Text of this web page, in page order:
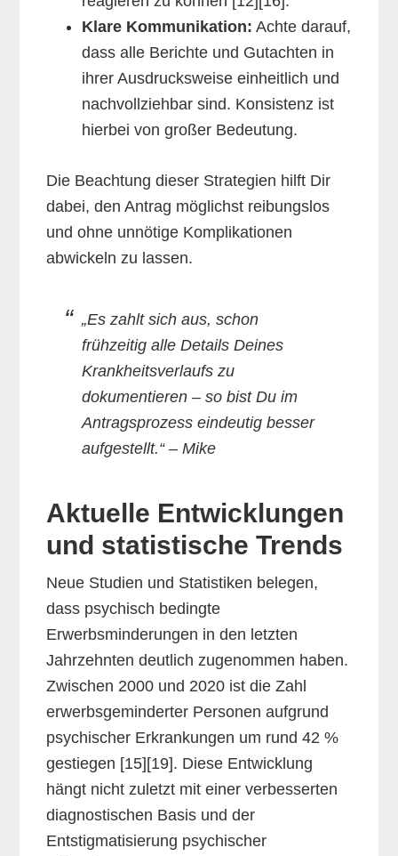
Klare Kommunikation: Achte darauf,
dass alle Berichte und Gutachten in
ihrer Ausdrucksweise einheitlich und
nachvollziehbar sind. Konsistenz ist
hierbei von großer Bedeutung.
Die Beachtung dieser Strategien hilft Dir
dabei, den Antrag möglichst reibungslos
und ohne unnötige Komplikationen
abwickeln zu lassen.
„Es zahlt sich aus, schon
frühzeitig alle Details Deines
Krankheitsverlaufs zu
dokumentieren – so bist Du im
Antragsprozess eindeutig besser
aufgestellt.“ – Mike
Aktuelle Entwicklungen
und statistische Trends
Neue Studien und Statistiken belegen,
dass psychisch bedingte
Erwerbsminderungen in den letzten
Jahrzehnten deutlich zugenommen haben.
Zwischen 2000 und 2020 ist die Zahl
erwerbsgeminderter Personen aufgrund
psychischer Erkrankungen um rund 42 %
gestiegen [15][19]. Diese Entwicklung
hängt nicht zuletzt mit einer verbesserten
diagnostischen Basis und der
Entstigmatisierung psychischer